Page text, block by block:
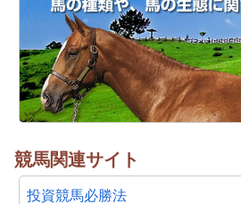
競馬関連サイト
投資競馬必勝法